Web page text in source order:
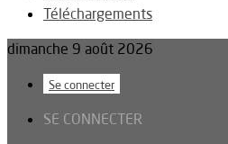
Téléchargements
dimanche 9 août 2026
Se connecter
SE CONNECTER